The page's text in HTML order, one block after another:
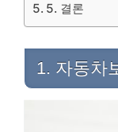
5. 결론
1. 자동차